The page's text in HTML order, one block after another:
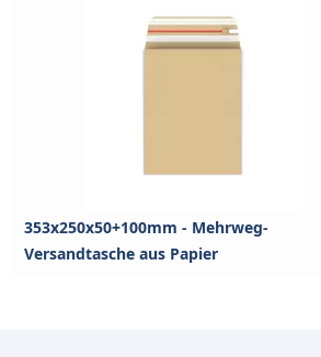
353x250x50+100mm - Mehrweg-
Versandtasche aus Papier